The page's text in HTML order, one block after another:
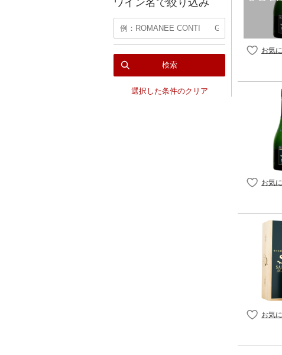
ワイン名で絞り込み
検索
選択した条件のクリア